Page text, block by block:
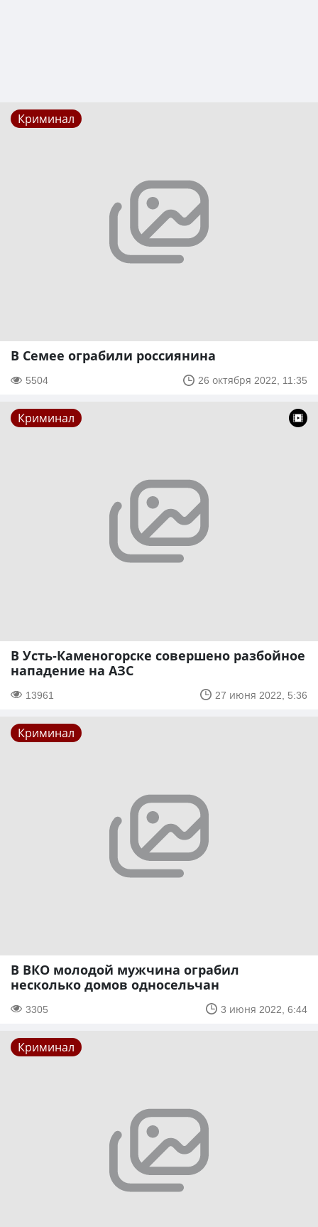
Криминал
В Семее ограбили россиянина
5504 26 октября 2022, 11:35
Криминал
В Усть-Каменогорске совершено разбойное
нападение на АЗС
13961 27 июня 2022, 5:36
Криминал
В ВКО молодой мужчина ограбил
несколько домов односельчан
3305 3 июня 2022, 6:44
Криминал